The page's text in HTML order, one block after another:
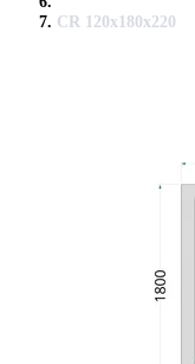
CR 120x180x220